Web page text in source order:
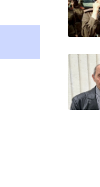
отмечают в
августа